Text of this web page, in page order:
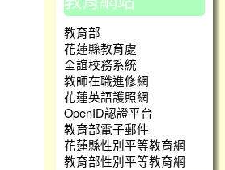
教育部
花蓮縣教育處
全誼校務系統
教師在職進修網
花蓮英語護照網
OpenID認證平台
教育部電子郵件
花蓮縣性別平等教育網
教育部性別平等教育網